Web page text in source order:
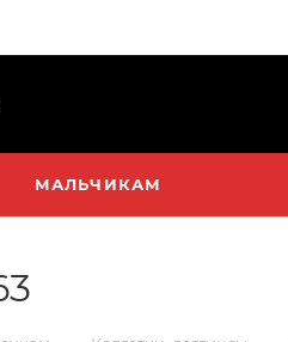
МАЛЬЧИКАМ